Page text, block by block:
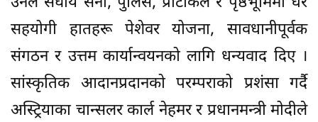
सहयोगी हातहरू पेशेवर योजना, सावधानीपूर्वक
संगठन र उत्तम कार्यान्वयनको लागि धन्यवाद दिए ।
सांस्कृतिक आदानप्रदानको परम्पराको प्रशंसा गर्दै
अस्ट्रियाका चान्सलर कार्ल नेहमर र प्रधानमन्त्री मोदीले